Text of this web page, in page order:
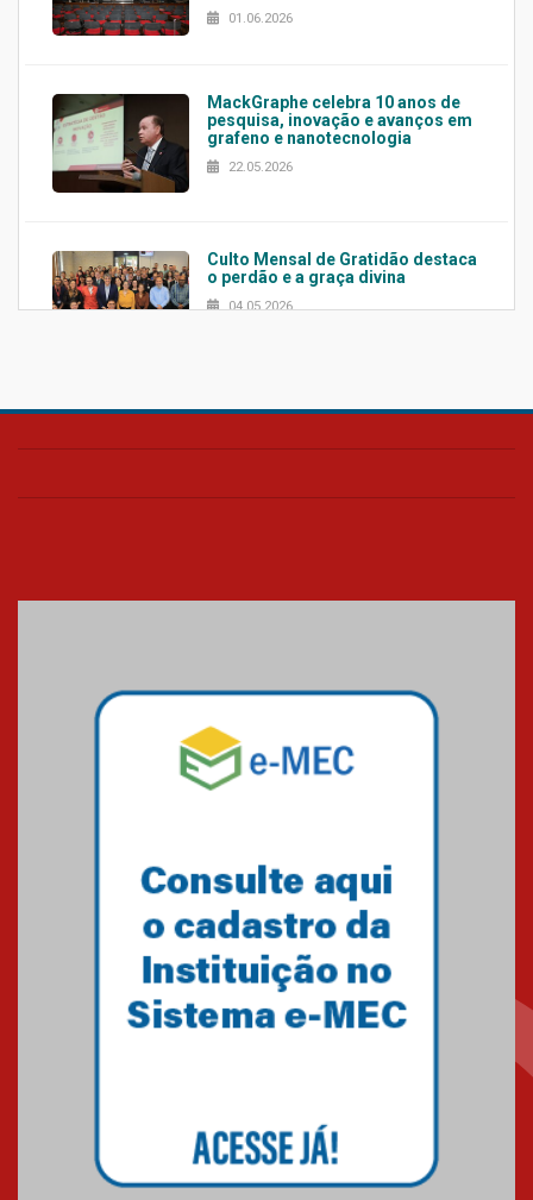
01.06.2026
MackGraphe celebra 10 anos de
pesquisa, inovação e avanços em
grafeno e nanotecnologia
22.05.2026
Culto Mensal de Gratidão destaca
o perdão e a graça divina
04.05.2026
Confira como foi o culto mensal
Mackenzie mobiliza campanha
solidária para apoiar famílias em
Minas Gerais
Primeiro culto do ano ressalta o
27.02.2026